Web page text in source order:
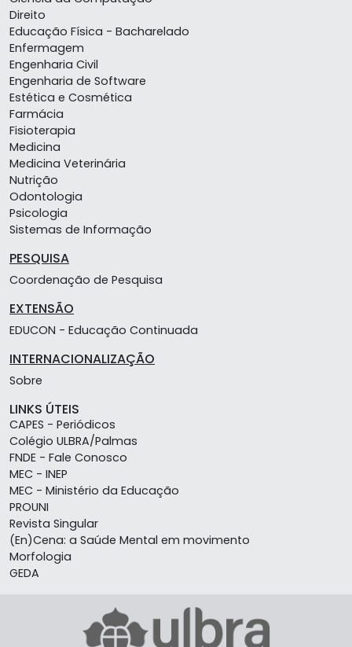
Direito
Educação Física - Bacharelado
Enfermagem
Engenharia Civil
Engenharia de Software
Estética e Cosmética
Farmácia
Fisioterapia
Medicina
Medicina Veterinária
Nutrição
Odontologia
Psicologia
Sistemas de Informação
PESQUISA
Coordenação de Pesquisa
EXTENSÃO
EDUCON - Educação Continuada
INTERNACIONALIZAÇÃO
Sobre
LINKS ÚTEIS
CAPES - Periódicos
Colégio ULBRA/Palmas
FNDE - Fale Conosco
MEC - INEP
MEC - Ministério da Educação
PROUNI
Revista Singular
(En)Cena: a Saúde Mental em movimento
Morfologia
GEDA